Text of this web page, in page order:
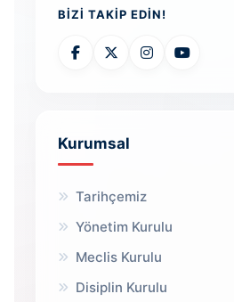
BIZI TAKIP EDIN!
Kurumsal
Tarihçemiz
Yönetim Kurulu
Meclis Kurulu
Disiplin Kurulu